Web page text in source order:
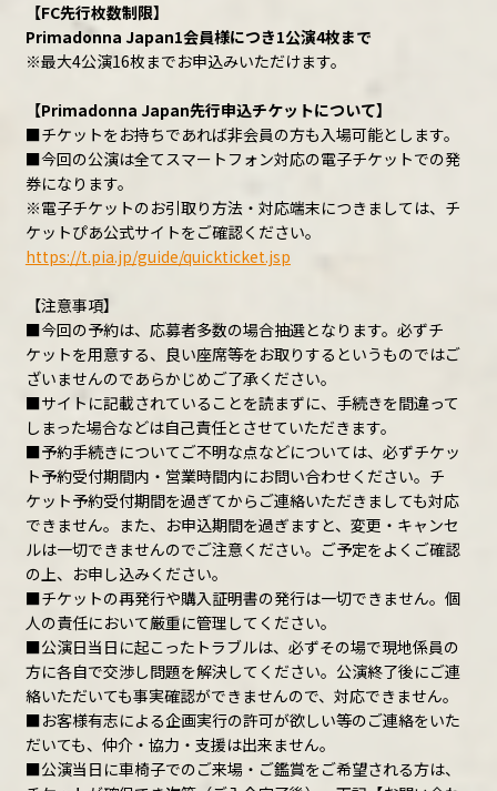
【FC先行枚数制限】
Primadonna Japan1会員様につき1公演4枚まで
※最大4公演16枚までお申込みいただけます。
【Primadonna Japan先行申込チケットについて】
■チケットをお持ちであれば非会員の方も入場可能とします。
■今回の公演は全てスマートフォン対応の電子チケットでの発
券になります。
※電子チケットのお引取り方法・対応端末につきましては、チ
ケットぴあ公式サイトをご確認ください。
https://t.pia.jp/guide/quickticket.jsp
【注意事項】
■今回の予約は、応募者多数の場合抽選となります。必ずチ
ケットを用意する、良い座席等をお取りするというものではご
ざいませんのであらかじめご了承ください。
■サイトに記載されていることを読まずに、手続きを間違って
しまった場合などは自己責任とさせていただきます。
■予約手続きについてご不明な点などについては、必ずチケッ
ト予約受付期間内・営業時間内にお問い合わせください。チ
ケット予約受付期間を過ぎてからご連絡いただきましても対応
できません。また、お申込期間を過ぎますと、変更・キャンセ
ルは一切できませんのでご注意ください。ご予定をよくご確認
の上、お申し込みください。
■チケットの再発行や購入証明書の発行は一切できません。個
人の責任において厳重に管理してください。
■公演日当日に起こったトラブルは、必ずその場で現地係員の
方に各自で交渉し問題を解決してください。公演終了後にご連
絡いただいても事実確認ができませんので、対応できません。
■お客様有志による企画実行の許可が欲しい等のご連絡をいた
だいても、仲介・協力・支援は出来ません。
■公演当日に車椅子でのご来場・ご鑑賞をご希望される方は、